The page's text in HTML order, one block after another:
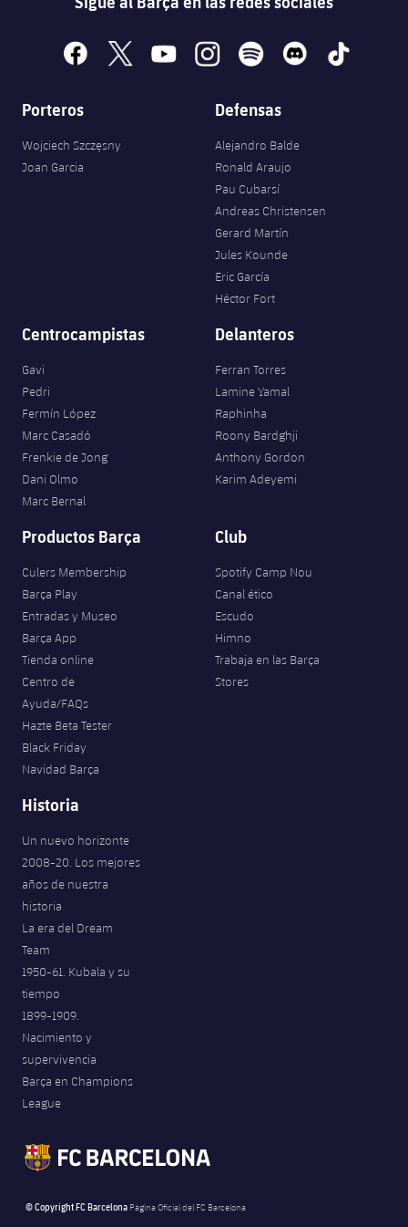
facebookx youtubeinstagramspotify discord tiktok
Porteros
Wojciech Szczęsny
Joan Garcia
Defensas
Alejandro Balde
Ronald Araujo
Pau Cubarsí
Andreas Christensen
Gerard Martín
Jules Kounde
Eric García
Héctor Fort
Centrocampistas
Gavi
Pedri
Fermín López
Marc Casadó
Frenkie de Jong
Dani Olmo
Marc Bernal
Delanteros
Ferran Torres
Lamine Yamal
Raphinha
Roony Bardghji
Anthony Gordon
Karim Adeyemi
Productos Barça
Culers Membership
Barça Play
Entradas y Museo
Barça App
Tienda online
Centro de
Ayuda/FAQs
Hazte Beta Tester
Black Friday
Navidad Barça
Club
Spotify Camp Nou
Canal ético
Escudo
Himno
Trabaja en las Barça
Stores
Historia
Un nuevo horizonte
2008-20. Los mejores
años de nuestra
historia
La era del Dream
Team
1950-61. Kubala y su
tiempo
1899-1909.
Nacimiento y
supervivencia
Barça en Champions
League
© Copyright FC Barcelona Página Oficial del FC Barcelona